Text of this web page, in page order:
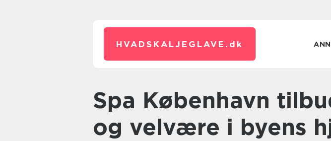
HVADSKALJEGLAVE. dk
Spa København tilbud: Find ro
og velvære i byens